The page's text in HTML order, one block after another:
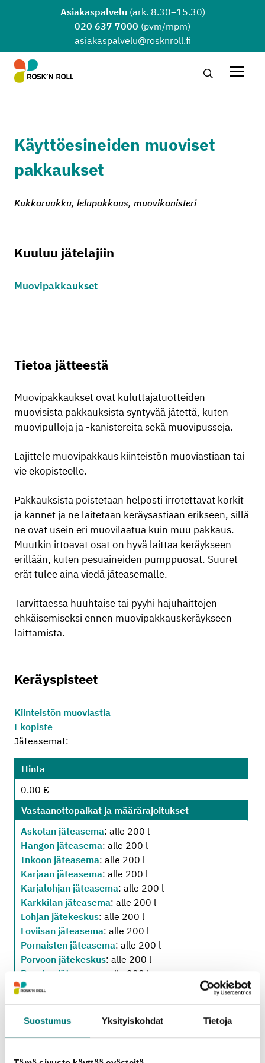
Suostumus Yksityiskohdat Tietoja
Siirry sisältöönAsiakaspalvelu(ark. 8.30–15.30)
020 637 7000 (pvm/mpm)
asiakaspalvelu@rosknroll.fi
Hae…Avaa
Käyttöesineiden muoviset
pakkaukset
Kukkaruukku, lelupakkaus, muovikanisteri
Kuuluu jätelajiin
Muovipakkaukset
Tietoa jätteestä
Muovipakkaukset ovat kuluttajatuotteiden
muovisista pakkauksista syntyvää jätettä, kuten
muovipulloja ja -kanistereita sekä muovipusseja.
Lajittele muovipakkaus kiinteistön muoviastiaan tai
vie ekopisteelle.
Pakkauksista poistetaan helposti irrotettavat korkit
ja kannet ja ne laitetaan keräysastiaan erikseen, sillä
ne ovat usein eri muovilaatua kuin muu pakkaus.
Muutkin irtoavat osat on hyvä laittaa keräykseen
erillään, kuten pesuaineiden pumppuosat. Suuret
erät tulee aina viedä jäteasemalle.
Tarvittaessa huuhtaise tai pyyhi hajuhaittojen
ehkäisemiseksi ennen muovipakkauskeräykseen
laittamista.
Keräyspisteet
Kiinteistön muoviastia
Ekopiste
Jäteasemat:
Hinta
0.00 €
Vastaanottopaikat ja määrärajoitukset
Askolan jäteasema: alle 200 l
Hangon jäteasema: alle 200 l
Inkoon jäteasema: alle 200 l
Karjaan jäteasema: alle 200 l
Karjalohjan jäteasema: alle 200 l
Karkkilan jäteasema: alle 200 l
Lohjan jätekeskus: alle 200 l
Loviisan jäteasema: alle 200 l
Pornaisten jäteasema: alle 200 l
Porvoon jätekeskus: alle 200 l
Pusulan jäteasema
: alle 200 l
Ruotsinpyhtään jäteasema
Sipoon jäteasema: alle 200 l
Tammisaaren jäteasema : alle 200 l
: alle 200 l